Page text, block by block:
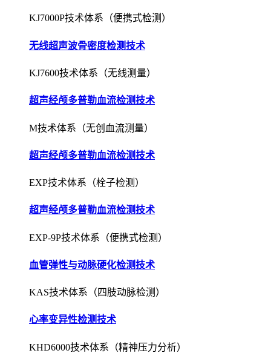
KJ7000P技术体系（便携式检测）
无线超声波骨密度检测技术
KJ7600技术体系（无线测量）
超声经颅多普勒血流检测技术
M技术体系（无创血流测量）
超声经颅多普勒血流检测技术
EXP技术体系（栓子检测）
超声经颅多普勒血流检测技术
EXP-9P技术体系（便携式检测）
血管弹性与动脉硬化检测技术
KAS技术体系（四肢动脉检测）
心率变异性检测技术
KHD6000技术体系（精神压力分析）